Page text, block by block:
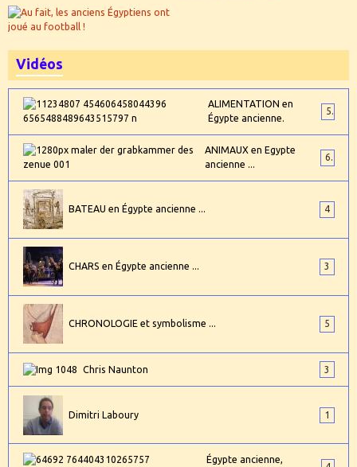
Vidéos
ALIMENTATION en
Égypte ancienne.
5
ANIMAUX en Egypte
ancienne ...
6
BATEAU en Égypte ancienne ... 4
CHARS en Égypte ancienne ... 3
CHRONOLOGIE et symbolisme ... 5
Chris Naunton 3
Dimitri Laboury 1
Égypte ancienne,